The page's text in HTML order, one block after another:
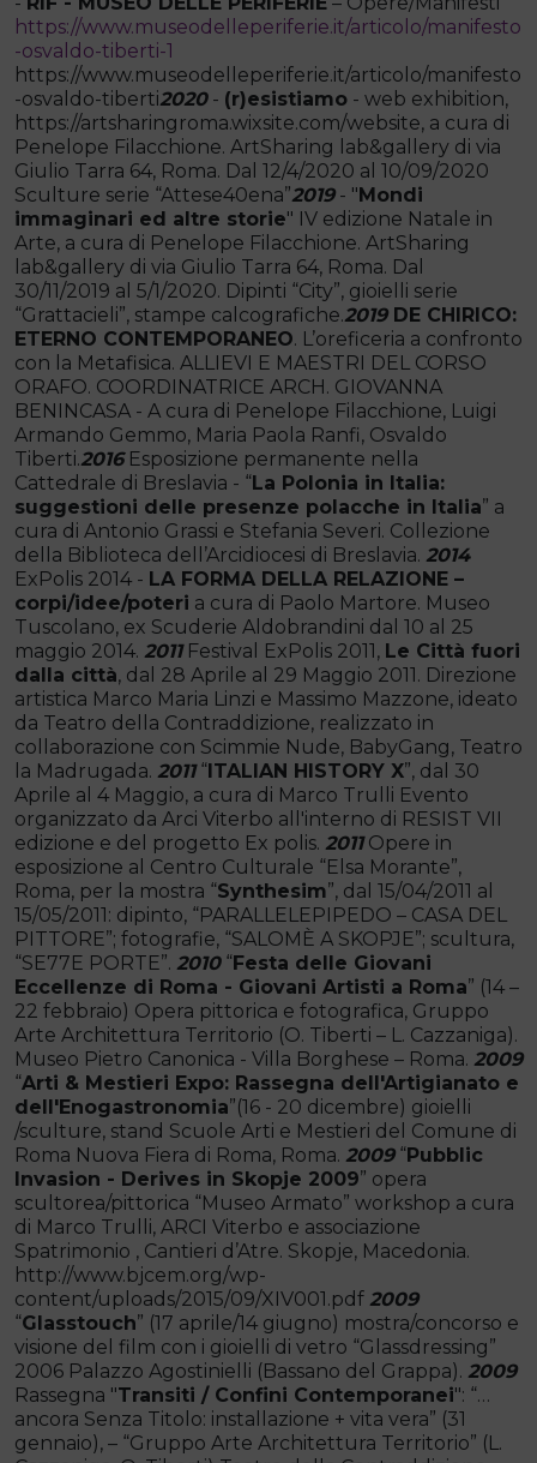
https://www.museodelleperiferie.it/articolo/manifesto
-osvaldo-tiberti-1
https://www.museodelleperiferie.it/articolo/manifesto
-osvaldo-tiberti2020 - (r)esistiamo - web exhibition,
https://artsharingroma.wixsite.com/website, a cura di
Penelope Filacchione. ArtSharing lab&gallery di via
Giulio Tarra 64, Roma. Dal 12/4/2020 al 10/09/2020
Sculture serie “Attese40ena”2019 - "Mondi
immaginari ed altre storie" IV edizione Natale in
Arte, a cura di Penelope Filacchione. ArtSharing
lab&gallery di via Giulio Tarra 64, Roma. Dal
30/11/2019 al 5/1/2020. Dipinti “City”, gioielli serie
“Grattacieli”, stampe calcografiche.2019 DE CHIRICO:
ETERNO CONTEMPORANEO. L’oreficeria a confronto
con la Metafisica. ALLIEVI E MAESTRI DEL CORSO
ORAFO. COORDINATRICE ARCH. GIOVANNA
BENINCASA - A cura di Penelope Filacchione, Luigi
Armando Gemmo, Maria Paola Ranfi, Osvaldo
Tiberti.2016 Esposizione permanente nella
Cattedrale di Breslavia - “La Polonia in Italia:
suggestioni delle presenze polacche in Italia” a
cura di Antonio Grassi e Stefania Severi. Collezione
della Biblioteca dell’Arcidiocesi di Breslavia. 2014
ExPolis 2014 - LA FORMA DELLA RELAZIONE –
corpi/idee/poteri a cura di Paolo Martore. Museo
Tuscolano, ex Scuderie Aldobrandini dal 10 al 25
maggio 2014. 2011 Festival ExPolis 2011, Le Città fuori
dalla città, dal 28 Aprile al 29 Maggio 2011. Direzione
artistica Marco Maria Linzi e Massimo Mazzone, ideato
da Teatro della Contraddizione, realizzato in
collaborazione con Scimmie Nude, BabyGang, Teatro
la Madrugada. 2011 “ITALIAN HISTORY X”, dal 30
Aprile al 4 Maggio, a cura di Marco Trulli Evento
organizzato da Arci Viterbo all'interno di RESIST VII
edizione e del progetto Ex polis. 2011 Opere in
esposizione al Centro Culturale “Elsa Morante”,
Roma, per la mostra “Synthesim”, dal 15/04/2011 al
15/05/2011: dipinto, “PARALLELEPIPEDO – CASA DEL
PITTORE”; fotografie, “SALOMÈ A SKOPJE”; scultura,
“SE77E PORTE”. 2010 “Festa delle Giovani
Eccellenze di Roma - Giovani Artisti a Roma” (14 –
22 febbraio) Opera pittorica e fotografica, Gruppo
Arte Architettura Territorio (O. Tiberti – L. Cazzaniga).
Museo Pietro Canonica - Villa Borghese – Roma. 2009
“Arti & Mestieri Expo: Rassegna dell'Artigianato e
dell'Enogastronomia”(16 - 20 dicembre) gioielli
/sculture, stand Scuole Arti e Mestieri del Comune di
Roma Nuova Fiera di Roma, Roma. 2009 “Pubblic
Invasion - Derives in Skopje 2009” opera
scultorea/pittorica “Museo Armato” workshop a cura
di Marco Trulli, ARCI Viterbo e associazione
Spatrimonio , Cantieri d’Atre. Skopje, Macedonia.
http://www.bjcem.org/wp-
content/uploads/2015/09/XIV001.pdf 2009
“Glasstouch” (17 aprile/14 giugno) mostra/concorso e
visione del film con i gioielli di vetro “Glassdressing”
2006 Palazzo Agostinielli (Bassano del Grappa). 2009
Rassegna "Transiti / Confini Contemporanei": “…
ancora Senza Titolo: installazione + vita vera” (31
gennaio), – “Gruppo Arte Architettura Territorio” (L.